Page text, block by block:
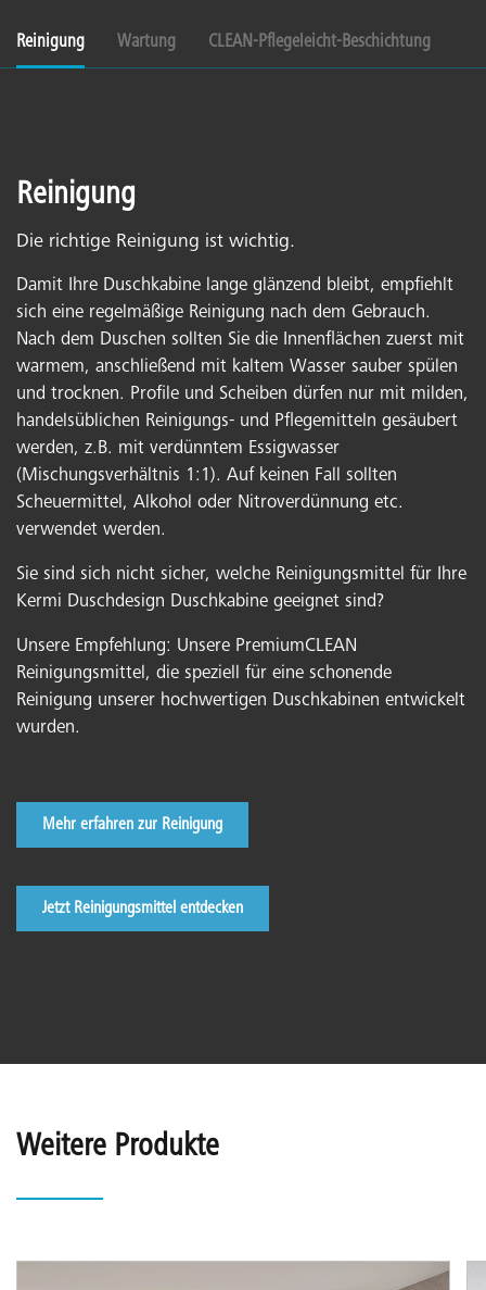
Reinigung Wartung CLEAN-Pflegeleicht-Beschichtung
Reinigung
Die richtige Reinigung ist wichtig.
Damit Ihre Duschkabine lange glänzend bleibt, empfiehlt
sich eine regelmäßige Reinigung nach dem Gebrauch.
Nach dem Duschen sollten Sie die Innenflächen zuerst mit
warmem, anschließend mit kaltem Wasser sauber spülen
und trocknen. Profile und Scheiben dürfen nur mit milden,
handelsüblichen Reinigungs- und Pflegemitteln gesäubert
werden, z.B. mit verdünntem Essigwasser
(Mischungsverhältnis 1:1). Auf keinen Fall sollten
Scheuermittel, Alkohol oder Nitroverdünnung etc.
verwendet werden.
Sie sind sich nicht sicher, welche Reinigungsmittel für Ihre
Kermi Duschdesign Duschkabine geeignet sind?
Unsere Empfehlung: Unsere PremiumCLEAN
Reinigungsmittel, die speziell für eine schonende
Reinigung unserer hochwertigen Duschkabinen entwickelt
wurden.
Mehr erfahren zur Reinigung
Jetzt Reinigungsmittel entdecken
Weitere Produkte